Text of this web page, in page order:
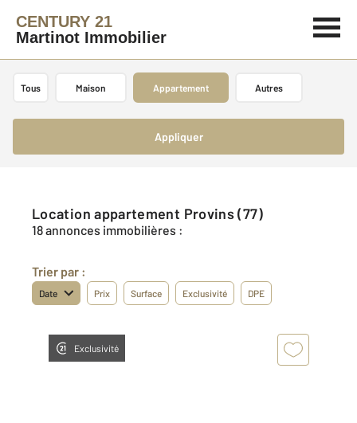
CENTURY 21
Martinot Immobilier
Tous Maison Appartement Autres
Appliquer
Location appartement Provins (77)
18 annonces immobilières :
Trier par :
Date Prix Surface Exclusivité DPE
Exclusivité